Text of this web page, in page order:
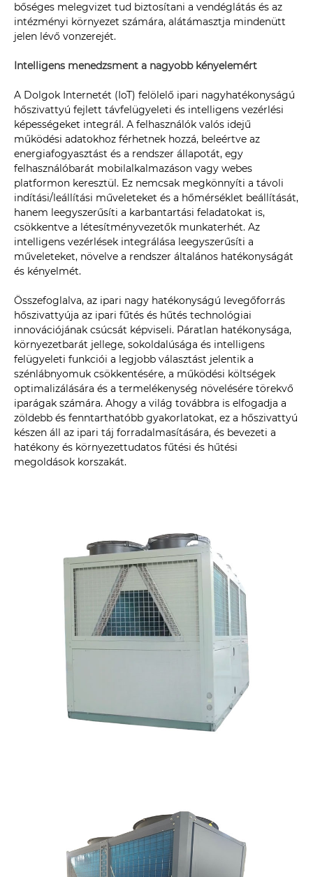
bőséges melegvizet tud biztosítani a vendéglátás és az
intézményi környezet számára, alátámasztja mindenütt
jelen lévő vonzerejét.
Intelligens menedzsment a nagyobb kényelemért
A Dolgok Internetét (IoT) felölelő ipari nagyhatékonyságú
hőszivattyú fejlett távfelügyeleti és intelligens vezérlési
képességeket integrál. A felhasználók valós idejű
működési adatokhoz férhetnek hozzá, beleértve az
energiafogyasztást és a rendszer állapotát, egy
felhasználóbarát mobilalkalmazáson vagy webes
platformon keresztül. Ez nemcsak megkönnyíti a távoli
indítási/leállítási műveleteket és a hőmérséklet beállítását,
hanem leegyszerűsíti a karbantartási feladatokat is,
csökkentve a létesítményvezetők munkaterhét. Az
intelligens vezérlések integrálása leegyszerűsíti a
műveleteket, növelve a rendszer általános hatékonyságát
és kényelmét.
Összefoglalva, az ipari nagy hatékonyságú levegőforrás
hőszivattyúja az ipari fűtés és hűtés technológiai
innovációjának csúcsát képviseli. Páratlan hatékonysága,
környezetbarát jellege, sokoldalúsága és intelligens
felügyeleti funkciói a legjobb választást jelentik a
szénlábnyomuk csökkentésére, a működési költségek
optimalizálására és a termelékenység növelésére törekvő
iparágak számára. Ahogy a világ továbbra is elfogadja a
zöldebb és fenntarthatóbb gyakorlatokat, ez a hőszivattyú
készen áll az ipari táj forradalmasítására, és bevezeti a
hatékony és környezettudatos fűtési és hűtési
megoldások korszakát.